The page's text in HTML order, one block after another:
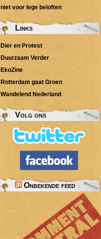
niet voor lege beloften
Links
Dier en Protest
Duurzaam Verder
EkoZine
Rotterdam gaat Groen
Wandelend Nederland
Volg ons
Onbekende feed